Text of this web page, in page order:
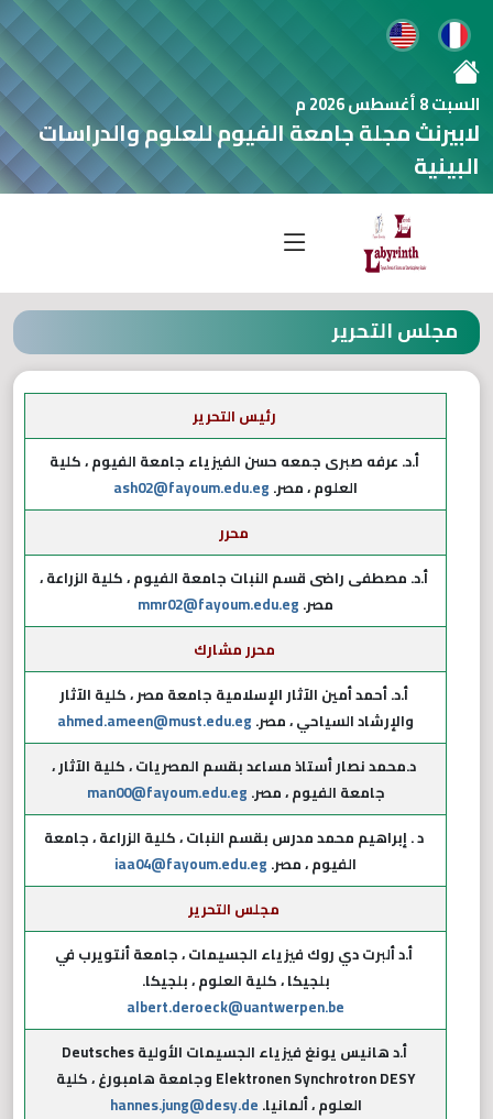
السبت 8 أغسطس 2026 م
لابيرنث مجلة جامعة الفيوم للعلوم والدراسات
البينية
مجلس التحرير
رئيس التحرير
أ.د. عرفه صبرى جمعه حسن الفيزياء جامعة الفيوم ، كلية
العلوم ، مصر. ash02@fayoum.edu.eg
محرر
أ.د. مصطفى راضى قسم النبات جامعة الفيوم ، كلية الزراعة ،
مصر. mmr02@fayoum.edu.eg
محرر مشارك
أ.د. أحمد أمين الآثار الإسلامية جامعة مصر ، كلية الآثار
والإرشاد السياحي ، مصر. ahmed.ameen@must.edu.eg
د.محمد نصار أستاذ مساعد بقسم المصريات ، كلية الآثار ،
جامعة الفيوم ، مصر. man00@fayoum.edu.eg
د . إبراهيم محمد مدرس بقسم النبات ، كلية الزراعة ، جامعة
الفيوم ، مصر. iaa04@fayoum.edu.eg
مجلس التحرير
أ.د ألبرت دي روك فيزياء الجسيمات ، جامعة أنتويرب في
بلجيكا ، كلية العلوم ، بلجيكا.
albert.deroeck@uantwerpen.be
أ.د هانيس يونغ فيزياء الجسيمات الأولية Deutsches
Elektronen Synchrotron DESY وجامعة هامبورغ ، كلية
العلوم ، ألمانيا. hannes.jung@desy.de